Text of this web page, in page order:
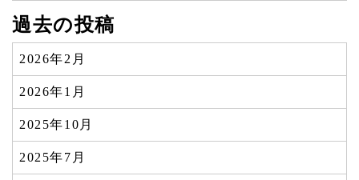
過去の投稿
2026年2月
2026年1月
2025年10月
2025年7月